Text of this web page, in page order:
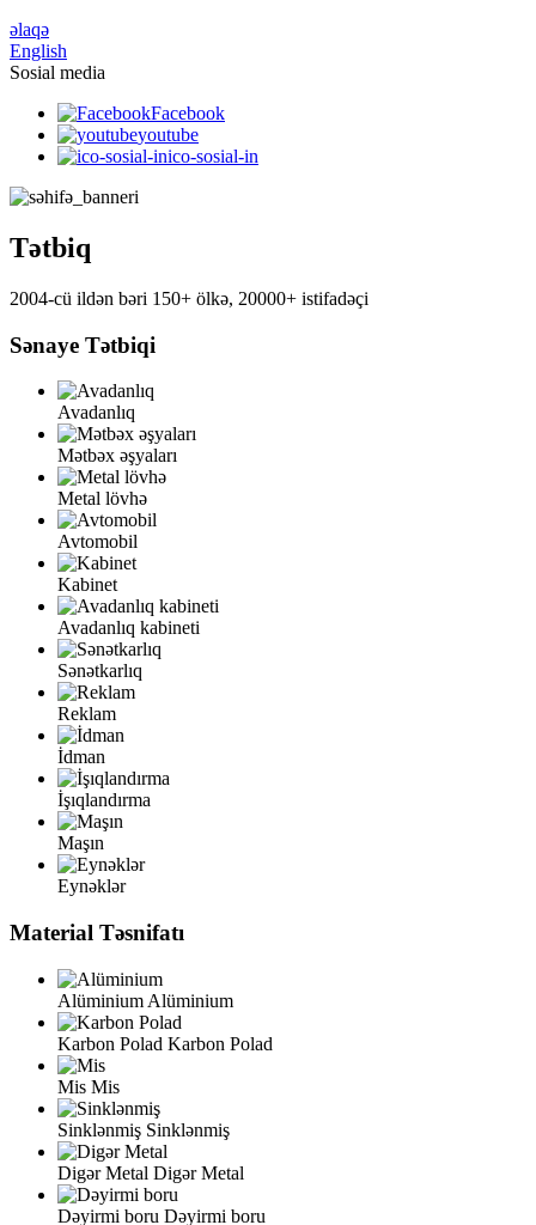
əlaqə
English
Sosial media
Facebook
youtube
ico-sosial-in
Tətbiq
2004-cü ildən bəri 150+ ölkə, 20000+ istifadəçi
Sənaye Tətbiqi
Avadanlıq
Mətbəx əşyaları
Metal lövhə
Avtomobil
Kabinet
Avadanlıq kabineti
Sənətkarlıq
Reklam
İdman
İşıqlandırma
Maşın
Eynəklər
Material Təsnifatı
Alüminium Alüminium
Karbon Polad Karbon Polad
Mis Mis
Sinklənmiş Sinklənmiş
Digər Metal Digər Metal
Dəyirmi boru Dəyirmi boru